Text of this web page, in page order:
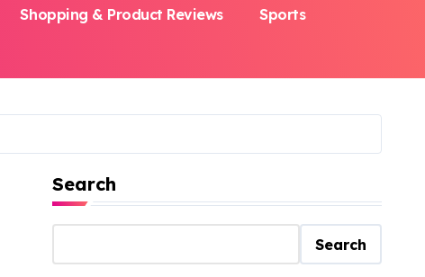
Shopping & Product Reviews Sports
Search
Search